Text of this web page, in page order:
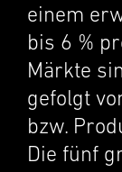
einem
bis 6 %
Märkte
gefolgt
bzw.
Die fünf